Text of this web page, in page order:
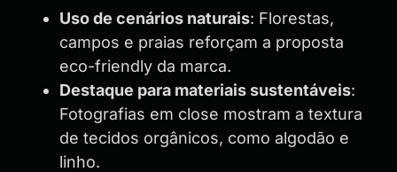
Uso de cenários naturais: Florestas,
campos e praias reforçam a proposta
eco-friendly da marca.
Destaque para materiais sustentáveis:
Fotografias em close mostram a textura
de tecidos orgânicos, como algodão e
linho.